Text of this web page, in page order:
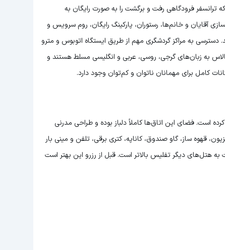
و لوکس محسوب می‌شود که ترانسفر فرودگاهی رفت و برگشت را به‌ صورت رایگان به
آقایان و خانم‌ها، رستوران، پارکینگ رایگان، روم سرویس و
به مراکز گردشگری مهم از طریق ایستگاه‌ اتوبوس و مترو
به زبان‌های گرجی، روسی، عربی و انگلیسی مسلط هستند و
کامل برای مهمانان ناتوان و کم‌توان وجود دارد.
است. فضای این اتاق‌ها کاملاً دلباز بوده و طراحی مدرنی
قهوه ساز، گاو صندوق، کاناپه، کتری برقی، تلفن و مینی بار
هتل‌های دیگر تفلیس بالاتر است. قبل از رزرو این بهتر است